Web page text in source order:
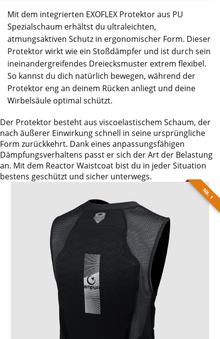
Mit dem integrierten EXOFLEX Protektor aus PU
Spezialschaum erhältst du ultraleichten,
atmungsaktiven Schutz in ergonomischer Form. Dieser
Protektor wirkt wie ein Stoßdämpfer und ist durch sein
ineinandergreifendes Dreiecksmuster extrem flexibel.
So kannst du dich natürlich bewegen, während der
Protektor eng an deinem Rücken anliegt und deine
Wirbelsäule optimal schützt.
Der Protektor besteht aus viscoelastischem Schaum, der
nach äußerer Einwirkung schnell in seine ursprüngliche
Form zurückkehrt. Dank eines anpassungsfähigen
Dämpfungsverhaltens passt er sich der Art der Belastung
an. Mit dem Reactor Waistcoat bist du in jeder Situation
bestens geschützt und sicher unterwegs.
NR. 1